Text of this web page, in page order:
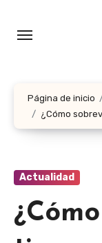
Página de inicio
¿Cómo
Actualidad